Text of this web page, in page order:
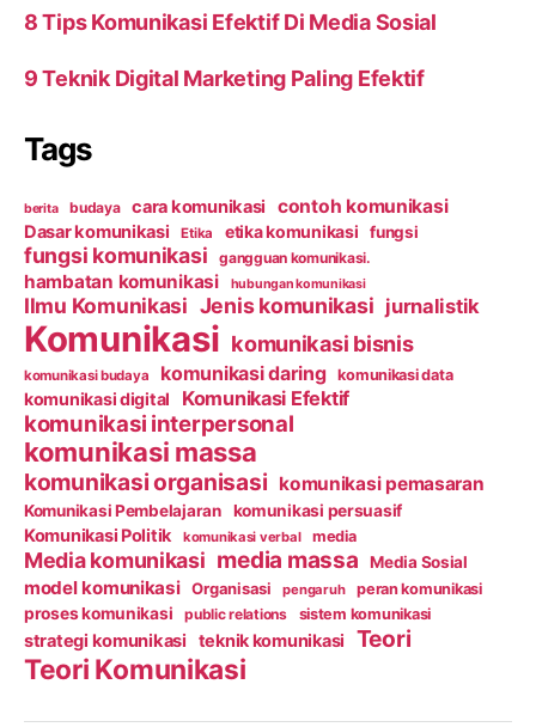
8 Tips Komunikasi Efektif Di Media Sosial
9 Teknik Digital Marketing Paling Efektif
Tags
berita budaya cara komunikasi contoh komunikasi
Dasar komunikasi Etika etika komunikasi fungsi
fungsi komunikasi gangguan komunikasi.
hambatan komunikasi hubungan komunikasi
Ilmu Komunikasi Jenis komunikasi jurnalistik
Komunikasi komunikasi bisnis
komunikasi budaya komunikasi daring komunikasi data
komunikasi digital Komunikasi Efektif
komunikasi interpersonal
komunikasi massa
komunikasi organisasi komunikasi pemasaran
Komunikasi Pembelajaran komunikasi persuasif
Komunikasi Politik komunikasi verbal media
Media komunikasi media massa Media Sosial
model komunikasi Organisasi pengaruh peran komunikasi
proses komunikasi public relations sistem komunikasi
strategi komunikasi teknik komunikasi Teori
Teori Komunikasi